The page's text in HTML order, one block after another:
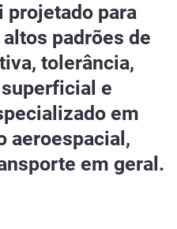
projetado para
padrões de
tolerância,
e
em
aeroespacial,
em geral.